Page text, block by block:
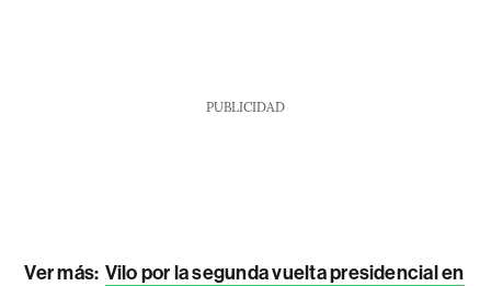
PUBLICIDAD
Ver más: Vilo por la segunda vuelta presidencial en